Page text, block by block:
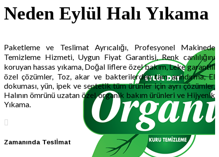
Neden Eylül Halı Yıkama
Paketleme ve Teslimat Ayrıcalığı, Profesyonel Makinede
Temizleme Hizmeti, Uygun Fiyat Garantisi, Renk canlılığını
koruyan hassas yıkama, Doğal liflere özel bakım, Leke garantili
özel çözümler, Toz, akar ve bakterilerden tam arındırma, El
dokuması, yün, ipek ve sentetik tüm ürünler için ayrı çözümler,
Halının ömrünü uzatan özel organik bakım ürünleri ve Hijyenik
Yıkama.
Zamanında Teslİmat